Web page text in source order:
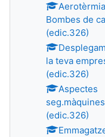
Bombes de
(edic.326)
la teva
(edic.326)
Aspectes
(edic.326)